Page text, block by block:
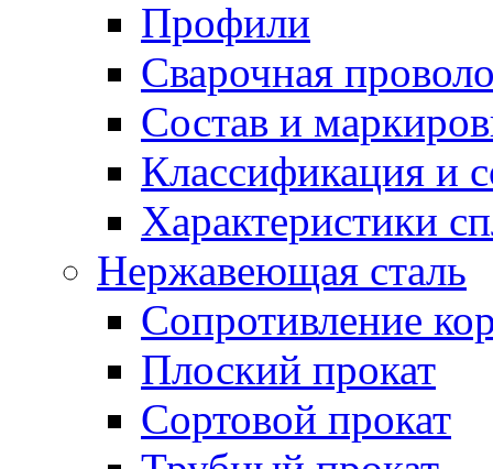
Профили
Сварочная
Состав и
Классификация и
Характеристики
Нержавеющая сталь
Сопротивление
Плоский прокат
Сортовой прокат